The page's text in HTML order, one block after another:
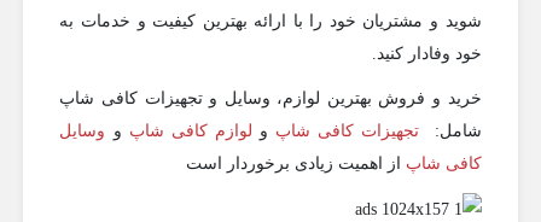
شوید و مشتریان خود را با ارائه بهترین کیفیت و خدمات به
خود وفادار کنید.
خرید و فروش بهترین لوازم، وسایل و تجهیزات کافی شاپ
شامل:
تجهیزات کافی شاپو لوازم کافی شاپو وسایل
کافی شاپاز اهمیت زیادی برخوردار است